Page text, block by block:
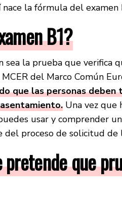
nace la fórmula del examen
B1?
sea la prueba que verifica
del Marco Común
que las personas deben
Una vez que
usar y comprender
proceso de solicitud de
que